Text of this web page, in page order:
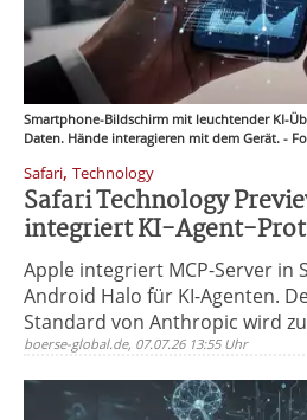
Smartphone-Bildschirm mit leuchtender KI-
Daten. Hände interagieren mit dem Gerät. -
Safari, Technology
Safari Technology
integriert KI-Agent-
Apple integriert MCP-Server in
Android Halo für KI-Agenten.
Standard von Anthropic wird
boerse-global.de, 07.07.26 13:55 Uhr